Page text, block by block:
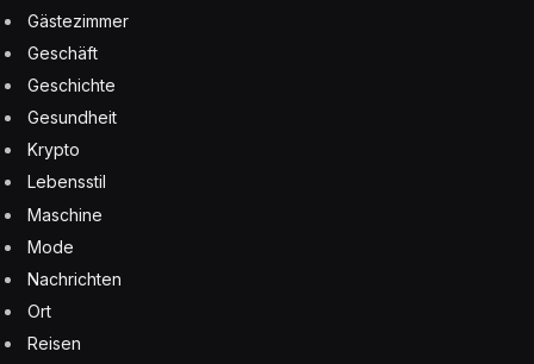
Gästezimmer
Geschäft
Geschichte
Gesundheit
Krypto
Lebensstil
Maschine
Mode
Nachrichten
Ort
Reisen